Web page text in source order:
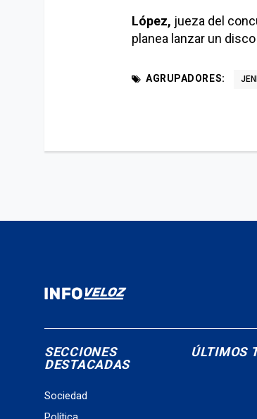
López, jueza del
planea lanzar un
AGRUPADORES:
SECCIONES
DESTACADAS
Sociedad
ÚLTIMOS